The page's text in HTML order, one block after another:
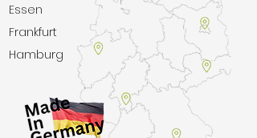
Essen
Frankfurt
Hamburg